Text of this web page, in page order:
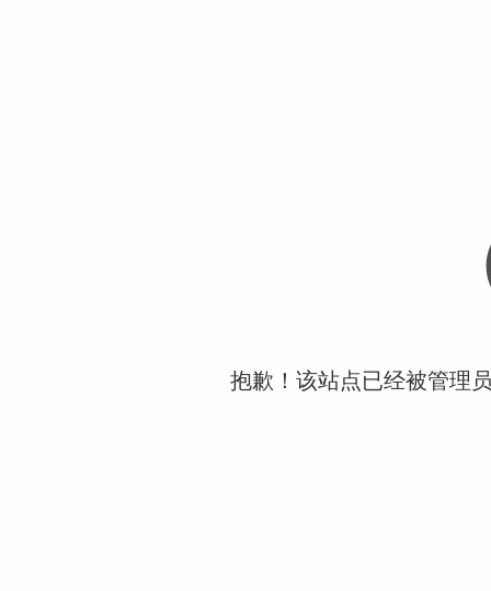
抱歉！该站点已经被管理